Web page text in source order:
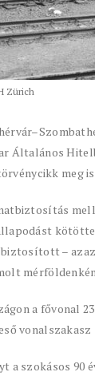
Zürich
Általános
törvénycikk meg
–
a fővonal
a szokásos 90